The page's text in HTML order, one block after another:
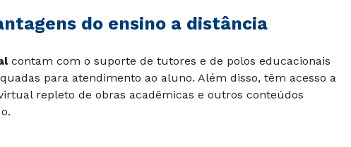
do ensino a distância
contam com o suporte de tutores e de polos educacionais
para atendimento ao aluno. Além disso, têm acesso a
repleto de obras acadêmicas e outros conteúdos